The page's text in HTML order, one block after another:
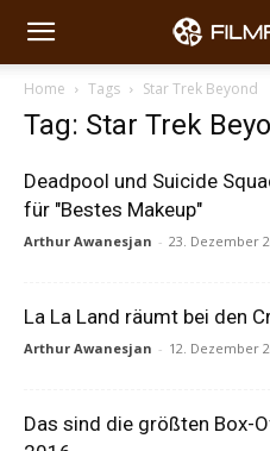
Home Tags Star Trek Beyond
Tag: Star Trek
Deadpool und Suicide
für "Bestes Makeup"
Arthur Awanesjan - 23. Dezember
La La Land räumt bei den
Arthur Awanesjan - 12. Dezember
Das sind die größten Box-